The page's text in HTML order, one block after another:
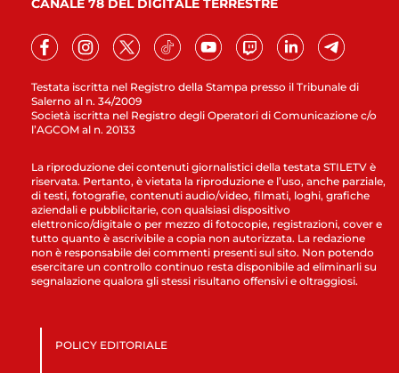
Testata iscritta nel Registro della Stampa presso il Tribunale di
Salerno al n. 34/2009
Società iscritta nel Registro degli Operatori di Comunicazione c/o
l’AGCOM al n. 20133
CANALE 78 DEL DIGITALE TERRESTRE
La riproduzione dei contenuti giornalistici della testata STILETV è
riservata. Pertanto, è vietata la riproduzione e l’uso, anche parziale,
di testi, fotografie, contenuti audio/video, filmati, loghi, grafiche
aziendali e pubblicitarie, con qualsiasi dispositivo
elettronico/digitale o per mezzo di fotocopie, registrazioni, cover e
tutto quanto è ascrivibile a copia non autorizzata. La redazione
non è responsabile dei commenti presenti sul sito. Non potendo
esercitare un controllo continuo resta disponibile ad eliminarli su
segnalazione qualora gli stessi risultano offensivi e oltraggiosi.
POLICY EDITORIALE